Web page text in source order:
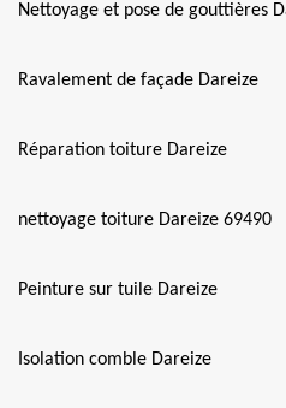
Nettoyage et pose de gouttières
Ravalement de façade Dareize
Réparation toiture Dareize
nettoyage toiture Dareize 69490
Peinture sur tuile Dareize
Isolation comble Dareize